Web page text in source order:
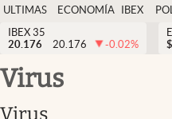
Actualidad
Criptomonedas
España
ULTIMAS
NOTICIAS
ECONOMÍA
FINANZAS
IBEX
EURO
IBEX 35
20.176
20.176 -0.02%
$
Virus
Virus